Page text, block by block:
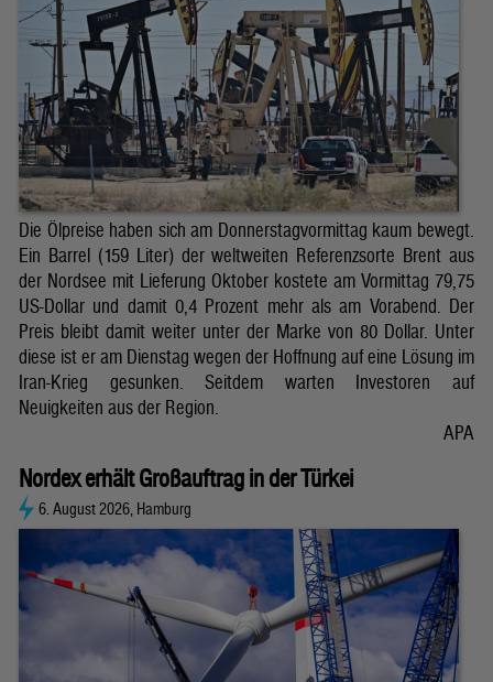
Die Ölpreise haben sich am Donnerstagvormittag kaum bewegt.
Ein Barrel (159 Liter) der weltweiten Referenzsorte Brent aus
der Nordsee mit Lieferung Oktober kostete am Vormittag 79,75
US-Dollar und damit 0,4 Prozent mehr als am Vorabend. Der
Preis bleibt damit weiter unter der Marke von 80 Dollar. Unter
diese ist er am Dienstag wegen der Hoffnung auf eine Lösung im
Iran-Krieg gesunken. Seitdem warten Investoren auf
Neuigkeiten aus der Region.
APA
Nordex erhält Großauftrag in der Türkei
6. August 2026, Hamburg